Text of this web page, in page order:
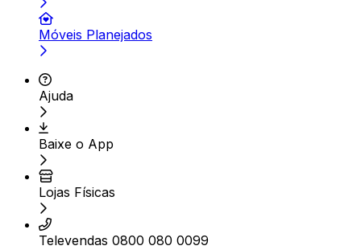
Móveis Planejados
Ajuda
Baixe o App
Lojas Físicas
Televendas 0800 080 0099